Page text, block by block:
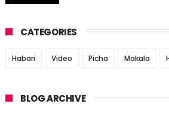
CATEGORIES
Habari Video Picha Makala
BLOG ARCHIVE